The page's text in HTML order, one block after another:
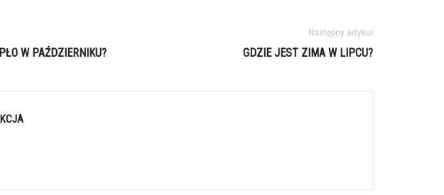
W PAŹDZIERNIKU?
Następny artykuł
GDZIE JEST ZIMA W LIPCU?